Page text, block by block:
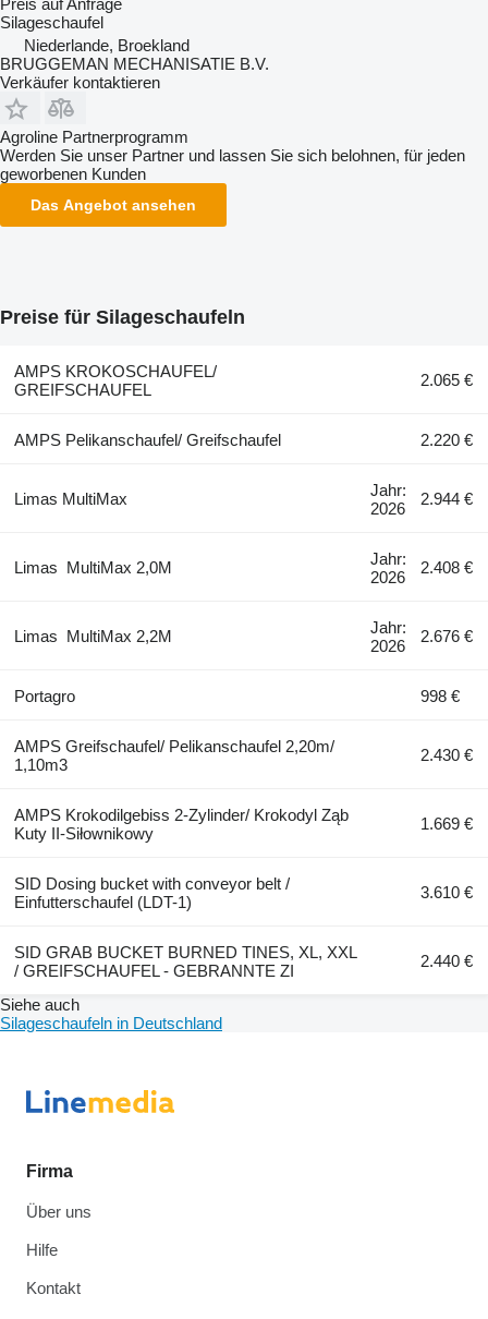
Silageschaufel
Niederlande, Broekland
BRUGGEMAN MECHANISATIE B.V.
Verkäufer kontaktieren
Agroline Partnerprogramm
Werden Sie unser Partner und lassen Sie sich belohnen, für jeden
geworbenen Kunden
Das Angebot ansehen
Preise für Silageschaufeln
AMPS KROKOSCHAUFEL/
GREIFSCHAUFEL
2.065 €
AMPS Pelikanschaufel/ Greifschaufel 2.220 €
Limas MultiMax
Jahr:
2026
2.944 €
Limas MultiMax 2,0M
Jahr:
2026
2.408 €
Limas MultiMax 2,2M
Jahr:
2026
2.676 €
Portagro 998 €
AMPS Greifschaufel/ Pelikanschaufel 2,20m/
1,10m3
2.430 €
AMPS Krokodilgebiss 2-Zylinder/ Krokodyl Ząb
Kuty II-Siłownikowy
1.669 €
SID Dosing bucket with conveyor belt /
Einfutterschaufel (LDT-1)
3.610 €
SID GRAB BUCKET BURNED TINES, XL, XXL
/ GREIFSCHAUFEL - GEBRANNTE ZI
2.440 €
Siehe auch
Silageschaufeln in Deutschland
Firma
Über uns
Hilfe
Kontakt